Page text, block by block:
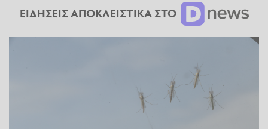
ΕΙΔΗΣΕΙΣ ΑΠΟΚΛΕΙΣΤΙΚΑ ΣΤΟ